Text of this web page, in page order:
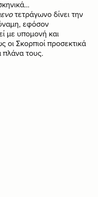
τετράγωνο δίνει την
εφόσον
με υπομονή και
οι Σκορπιοί προσεκτικά
τους.